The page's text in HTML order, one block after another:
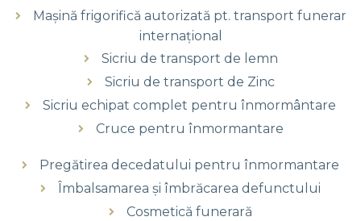
Mașină frigorifică autorizată pt. transport funerar
internațional
Sicriu de transport de lemn
Sicriu de transport de Zinc
Sicriu echipat complet pentru înmormântare
Cruce pentru înmormantare
Pregătirea decedatului pentru înmormantare
Îmbalsamarea și îmbrăcarea defunctului
Cosmetică funerară